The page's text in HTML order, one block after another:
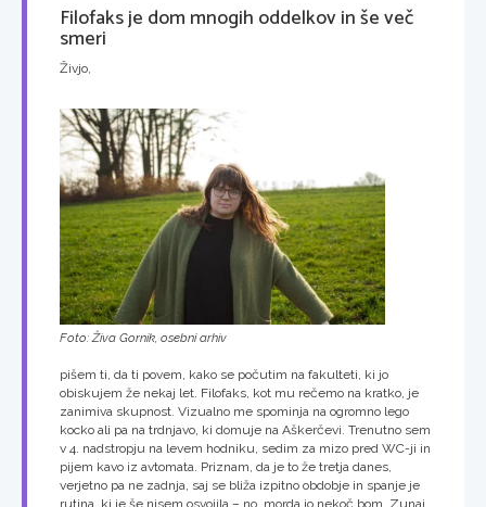
Filofaks je dom mnogih oddelkov in še več
smeri
Živjo,
Foto: Živa Gornik, osebni arhiv
pišem ti, da ti povem, kako se počutim na fakulteti, ki jo
obiskujem že nekaj let. Filofaks, kot mu rečemo na kratko, je
zanimiva skupnost. Vizualno me spominja na ogromno lego
kocko ali pa na trdnjavo, ki domuje na Aškerčevi. Trenutno sem
v 4. nadstropju na levem hodniku, sedim za mizo pred WC-ji in
pijem kavo iz avtomata. Priznam, da je to že tretja danes,
verjetno pa ne zadnja, saj se bliža izpitno obdobje in spanje je